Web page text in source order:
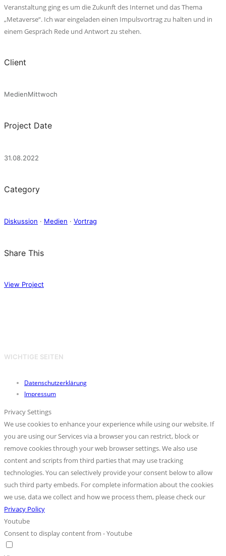
Veranstaltung ging es um die Zukunft des Internet und das Thema
„Metaverse“. Ich war eingeladen einen Impulsvortrag zu halten und in
einem Gespräch Rede und Antwort zu stehen.
Client
MedienMittwoch
Project Date
31.08.2022
Category
Diskussion · Medien · Vortrag
Share This
View Project
WICHTIGE SEITEN
Datenschutzerklärung
Impressum
Privacy Settings
We use cookies to enhance your experience while using our website. If
you are using our Services via a browser you can restrict, block or
remove cookies through your web browser settings. We also use
content and scripts from third parties that may use tracking
technologies. You can selectively provide your consent below to allow
such third party embeds. For complete information about the cookies
we use, data we collect and how we process them, please check our
Privacy Policy
Youtube
Consent to display content from - Youtube